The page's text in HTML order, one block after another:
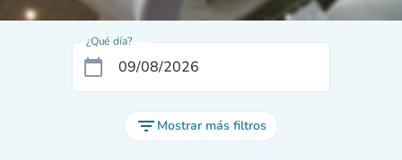
¿Qué día?
calendar_today
filter_list Mostrar más filtros